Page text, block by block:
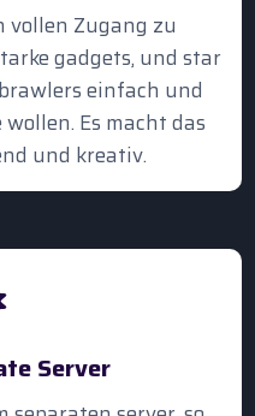
Zugang zu
gadgets, und star
einfach und
Es macht das
und kreativ.
Server